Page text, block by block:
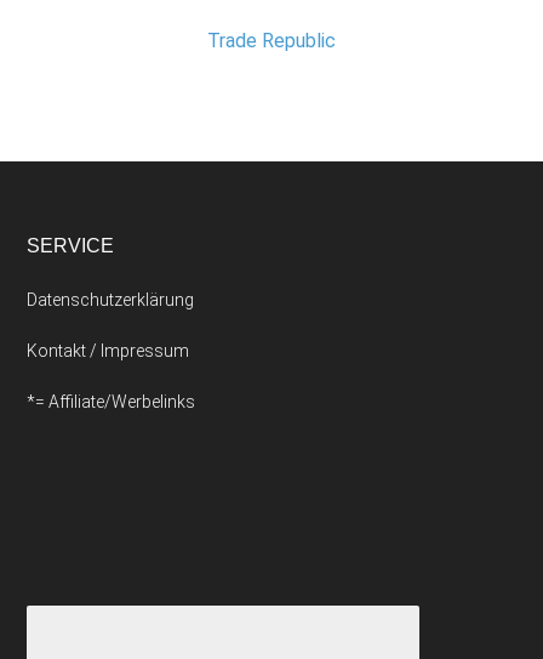
Trade Republic
SERVICE
Datenschutzerklärung
Kontakt / Impressum
*= Affiliate/Werbelinks